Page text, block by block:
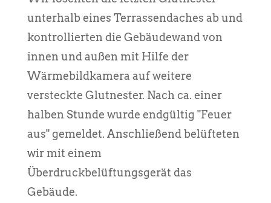
unterhalb eines Terrassendaches ab und
kontrollierten die Gebäudewand von
innen und außen mit Hilfe der
Wärmebildkamera auf weitere
versteckte Glutnester. Nach ca. einer
halben Stunde wurde endgültig "Feuer
aus" gemeldet. Anschließend belüfteten
wir mit einem
Überdruckbelüftungsgerät das
Gebäude.